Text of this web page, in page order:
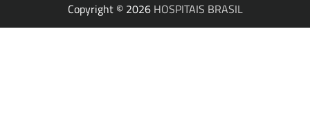
Copyright © 2026 HOSPITAIS BRASIL